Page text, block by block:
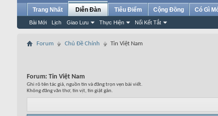
Trang Nhất Diễn Đàn
Bài Mới Lịch Giao Lưu Thực Hiện Nối Kết Tắt
Tiêu Điểm Cộng Đồng Có Gì
Forum Chủ Đề Chính Tin Việt Nam
Forum: Tin Việt Nam
Ghi rõ tên tác giả, nguồn tin và đăng trọn vẹn bài viết.
Không đăng văn thơ, tin vịt, tin giật gân.